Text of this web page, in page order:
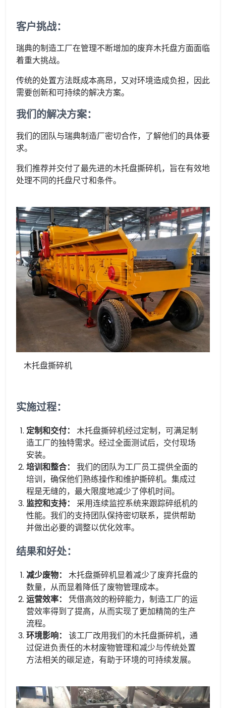
客户挑战：
瑞典的制造工厂在管理不断增加的废弃木托盘方面面临
着重大挑战。
传统的处置方法既成本高昂，又对环境造成负担，因此
需要创新和可持续的解决方案。
我们的解决方案：
我们的团队与瑞典制造厂密切合作，了解他们的具体要
求。
我们推荐并交付了最先进的木托盘撕碎机，旨在有效地
处理不同的托盘尺寸和条件。
木托盘撕碎机
实施过程：
定制和交付：
木托盘撕碎机经过定制，可满足制
造工厂的独特需求。经过全面测试后，交付现场
安装。
培训和整合：
我们的团队为工厂员工提供全面的
培训，确保他们熟练操作和维护撕碎机。集成过
程是无缝的，最大限度地减少了停机时间。
监控和支持：
采用连续监控系统来跟踪碎纸机的
性能。我们的支持团队保持密切联系，提供帮助
并做出必要的调整以优化效率。
结果和好处：
减少废物：
木托盘撕碎机显着减少了废弃托盘的
数量，从而显着降低了废物管理成本。
运营效率：
凭借高效的粉碎能力，制造工厂的运
营效率得到了提高，从而实现了更加精简的生产
流程。
环境影响：
该工厂改用我们的木托盘撕碎机，通
过促进负责任的木材废物管理和减少与传统处置
方法相关的碳足迹，有助于环境的可持续发展。